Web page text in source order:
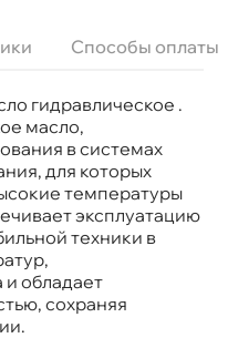
Способы оплаты
гидравлическое .
масло,
в системах
для которых
температуры
эксплуатацию
техники
обладает
сохраняя